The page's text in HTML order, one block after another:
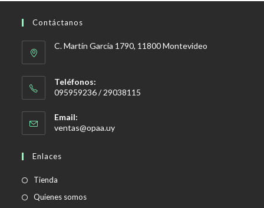
Contáctanos
C. Martín García 1790, 11800 Montevideo
Teléfonos:
095959236 / 29038115
Email:
ventas@opaa.uySe
Enlaces
Tienda
Quienes somos